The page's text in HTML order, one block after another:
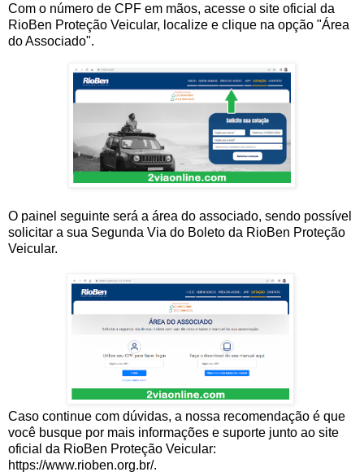
Com o número de CPF em mãos, acesse o site oficial da
RioBen Proteção Veicular, localize e clique na opção "Área
do Associado".
O painel seguinte será a área do associado, sendo possível
solicitar a sua Segunda Via do Boleto da RioBen Proteção
Veicular.
Caso continue com dúvidas, a nossa recomendação é que
você busque por mais informações e suporte junto ao site
oficial da RioBen Proteção Veicular:
https://www.rioben.org.br/.